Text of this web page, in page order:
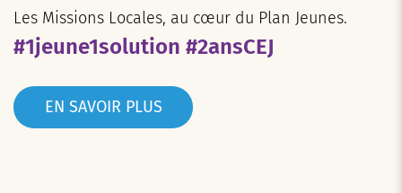
Les Missions Locales, au cœur du Plan Jeunes.
#1jeune1solution #2ansCEJ
EN SAVOIR PLUS